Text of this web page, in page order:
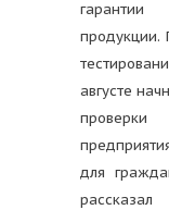
продукции.
августе
для